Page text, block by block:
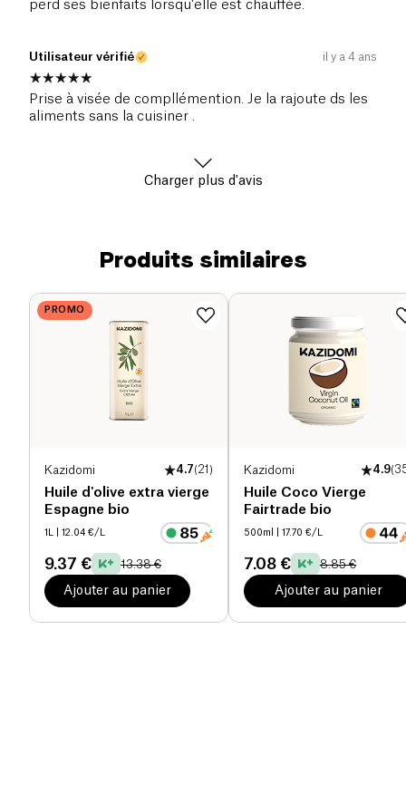
perd ses bienfaits lorsqu'elle est chauffée.
Utilisateur vérifié il y a 4 ans
Prise à visée de compllémention. Je la rajoute ds les
aliments sans la cuisiner .
Charger plus d'avis
Produits similaires
PROMO
Kazidomi 4.7(21 )
Huile d'olive extra vierge
Espagne bio
1L | 12.04 €/L
9.37 € 13.38 €
Ajouter au panier
Kazidomi 4.9(
Huile Coco Vierge
Fairtrade bio
500ml | 17.70 €/L
7.08 € 8.85 €
Ajouter au panier